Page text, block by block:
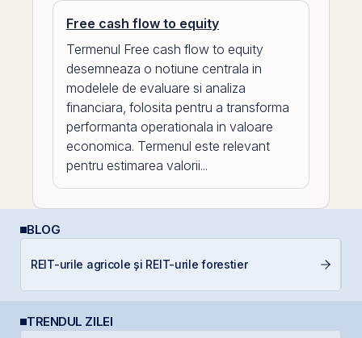
Free cash flow to equity
Termenul Free cash flow to equity
desemneaza o notiune centrala in
modelele de evaluare si analiza
financiara, folosita pentru a transforma
performanta operationala in valoare
economica. Termenul este relevant
pentru estimarea valorii...
BLOG
REIT-urile agricole și REIT-urile forestier
TRENDUL ZILEI